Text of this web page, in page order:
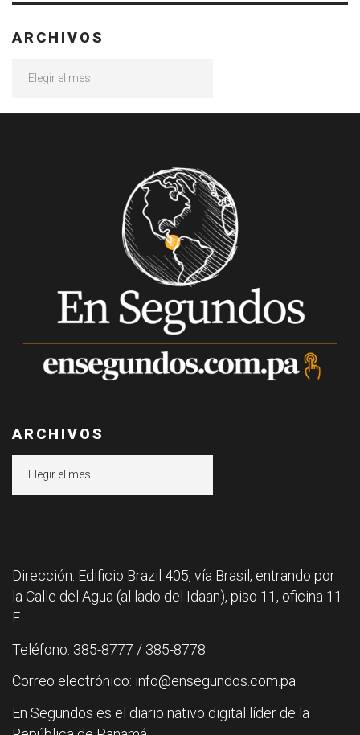
ARCHIVOS
ARCHIVOS
Dirección: Edificio Brazil 405, vía Brasil, entrando por
la Calle del Agua (al lado del Idaan), piso 11, oficina 11
F.
Teléfono: 385-8777 / 385-8778
Correo electrónico: info@ensegundos.com.pa
En Segundos es el diario nativo digital líder de la